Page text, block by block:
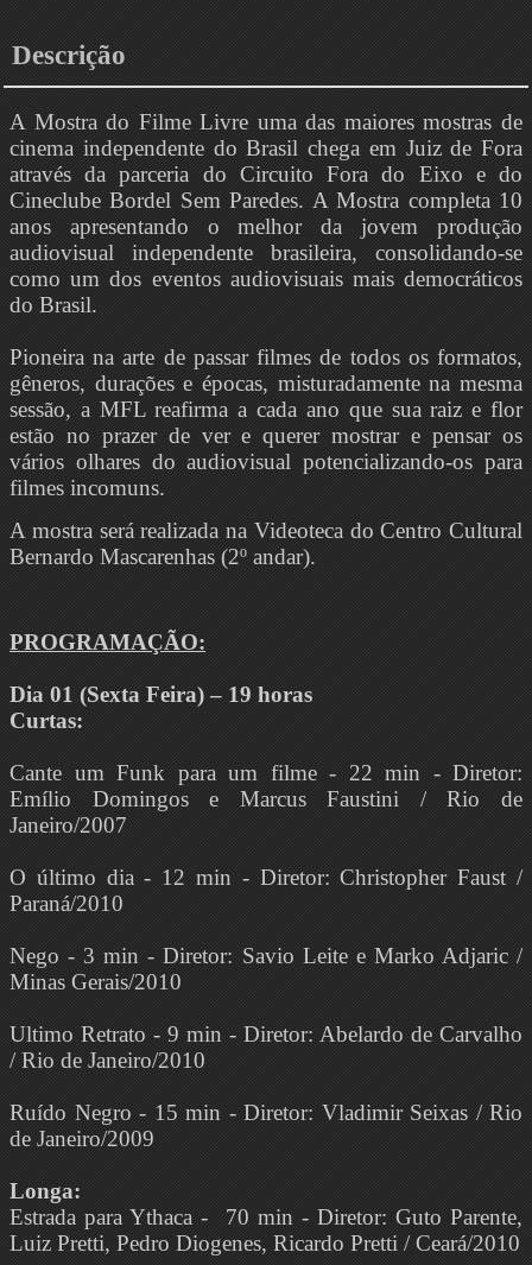
Descrição
A Mostra do Filme Livre uma das maiores mostras de
cinema independente do Brasil chega em Juiz de Fora
através da parceria do Circuito Fora do Eixo e do
Cineclube Bordel Sem Paredes. A Mostra completa 10
anos apresentando o melhor da jovem produção
audiovisual independente brasileira, consolidando-se
como um dos eventos audiovisuais mais democráticos
do Brasil.
Pioneira na arte de passar filmes de todos os formatos,
gêneros, durações e épocas, misturadamente na mesma
sessão, a MFL reafirma a cada ano que sua raiz e flor
estão no prazer de ver e querer mostrar e pensar os
vários olhares do audiovisual potencializando-os para
filmes incomuns.
A mostra será realizada na Videoteca do Centro Cultural
Bernardo Mascarenhas (2º andar).
PROGRAMAÇÃO:
Dia 01 (Sexta Feira) – 19 horas
Curtas:
Cante um Funk para um filme - 22 min - Diretor:
Emílio Domingos e Marcus Faustini / Rio de
Janeiro/2007
O último dia - 12 min - Diretor: Christopher Faust /
Paraná/2010
Nego - 3 min - Diretor: Savio Leite e Marko Adjaric /
Minas Gerais/2010
Ultimo Retrato - 9 min - Diretor: Abelardo de Carvalho
/ Rio de Janeiro/2010
Ruído Negro - 15 min - Diretor: Vladimir Seixas / Rio
de Janeiro/2009
Longa:
Estrada para Ythaca - 70 min - Diretor: Guto Parente,
Luiz Pretti, Pedro Diogenes, Ricardo Pretti / Ceará/2010